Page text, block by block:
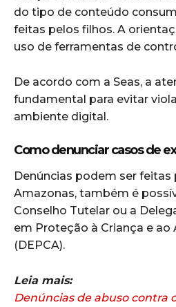
do tipo de conteúdo
feitas pelos filhos. A
uso de ferramentas de
De acordo com a Seas, a
fundamental para evitar
ambiente digital.
Como denunciar casos de
Denúncias podem ser feitas
Amazonas, também é
Conselho Tutelar ou a
em Proteção à Criança e ao
(DEPCA).
Leia mais:
Denúncias de abuso contra